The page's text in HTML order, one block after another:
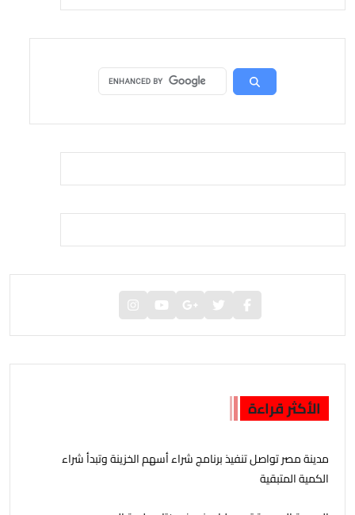
الأكثر قراءة
مدينة مصر تواصل تنفيذ برنامج شراء أسهم الخزينة وتبدأ شراء
الكمية المتبقية